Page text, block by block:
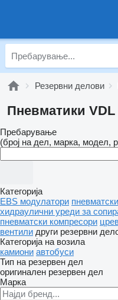
Резервни делови
Пневматики VDL
Пребарување
(број на дел, марка, модел,
Категорија
EBS модулатори
хидраулични уреди за
пневматски компресори
вентили други резервни
Категорија на возила
камиони автобуси
Тип на резервен дел
оригинален резервен дел
Марка